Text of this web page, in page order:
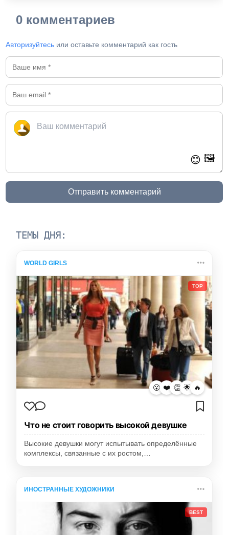
0 комментариев
Авторизуйтесь или оставьте комментарий как гость
😊 🖼️
Отправить комментарий
ТЕМЫ ДНЯ:
WORLD GIRLS
TOP
😮 ❤️ 👏 🌟 🔥
Что не стоит говорить высокой девушке
Высокие девушки могут испытывать определённые
комплексы, связанные с их ростом,…
ИНОСТРАННЫЕ ХУДОЖНИКИ
BEST